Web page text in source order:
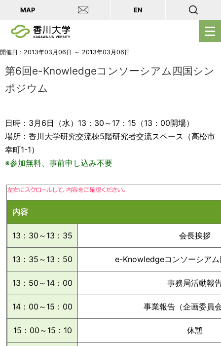
メ
ニ
ー
MAP EN
開催日：2013年03月06日 ～ 2013年03月06日
第6回e-Knowledgeコンソーシアム四国シン
ポジウム
日時：3月6日（水）13：30～17：15（13：00開場）
場所：香川大学研究交流棟5階研究者交流スペース（高松市
幸町1-1）
※参加無料、事前申し込み不要
内容
13：30～13：35 会長挨拶
13：35～13：50 e-Knowledgeコンソーシア
13：50～14：00 事務局活動報
14：00～15：00 事業報告（企画委員
15：00～15：10 休憩